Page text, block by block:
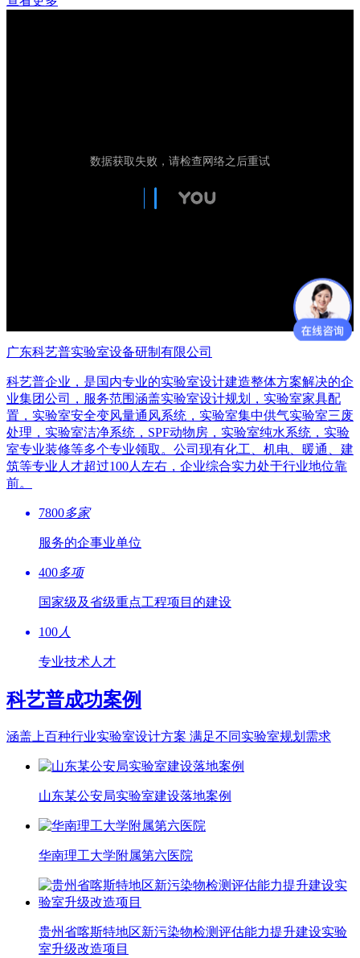
广东科艺普实验室设备研制有限公司
科艺普企业，是国内专业的实验室设计建造整体方案解决的企
业集团公司，服务范围涵盖实验室设计规划，实验室家具配
置，实验室安全变风量通风系统，实验室集中供气实验室三废
处理，实验室洁净系统，SPF动物房，实验室纯水系统，实验
室专业装修等多个专业领取。公司现有化工、机电、暖通、建
筑等专业人才超过100人左右，企业综合实力处于行业地位靠
前。
7800多家
服务的企事业单位
400多项
国家级及省级重点工程项目的建设
100 人
专业技术人才
科艺普成功案例
涵盖上百种行业实验室设计方案 满足不同实验室规划需求
山东某公安局实验室建设落地案例
华南理工大学附属第六医院
贵州省喀斯特地区新污染物检测评估能力提升建设实验
室升级改造项目